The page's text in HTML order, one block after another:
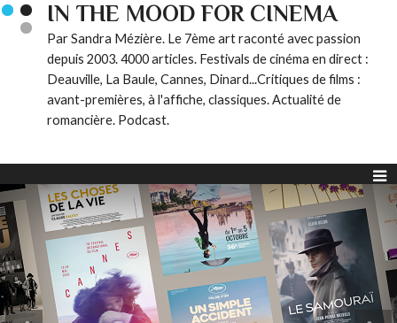
IN THE MOOD FOR CINEMA
Par Sandra Mézière. Le 7ème art raconté avec passion
depuis 2003. 4000 articles. Festivals de cinéma en direct :
Deauville, La Baule, Cannes, Dinard...Critiques de films :
avant-premières, à l'affiche, classiques. Actualité de
romancière. Podcast.